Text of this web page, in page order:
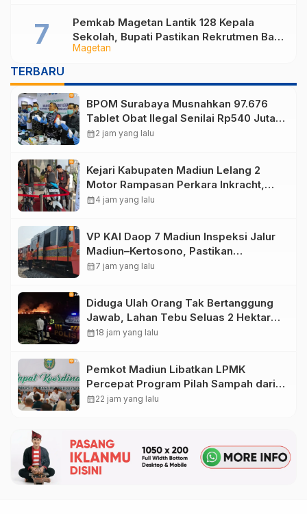
Magetan
Pemkab Magetan Lantik 128 Kepala
Sekolah, Bupati Pastikan Rekrutmen Baru
Segera Dibuka untuk Isi Jabatan yang
TERBARU
BPOM Surabaya Musnahkan 97.676
Tablet Obat Ilegal Senilai Rp540 Juta,
Cegah Penyalahgunaan di Kalangan
calendar_month2 jam yang lalu
Kejari Kabupaten Madiun Lelang 2
Motor Rampasan Perkara Inkracht,
Penawaran Dibuka 11 Agustus
calendar_month4 jam yang lalu
VP KAI Daop 7 Madiun Inspeksi Jalur
Madiun–Kertosono, Pastikan
Keselamatan Perjalanan Kereta Tetap
calendar_month7 jam yang lalu
Diduga Ulah Orang Tak Bertanggung
Jawab, Lahan Tebu Seluas 2 Hektare
di Plunturan Ponorogo Terbakar
calendar_month18 jam yang lalu
Pemkot Madiun Libatkan LPMK
Percepat Program Pilah Sampah dari
Rumah, TPA Winongo Butuh
calendar_month22 jam yang lalu